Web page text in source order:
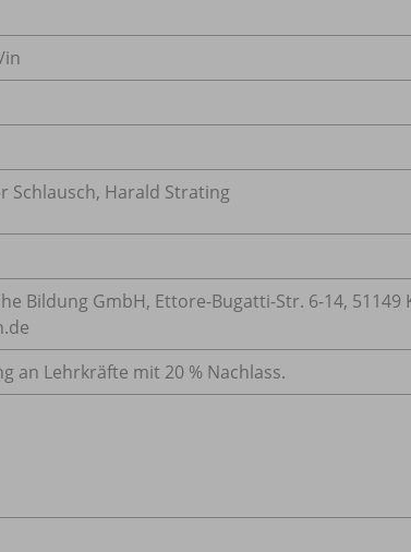
in
Schlausch, Harald Strating
Bildung GmbH, Ettore-Bugatti-Str. 6-14, 51149
an Lehrkräfte mit 20 % Nachlass.